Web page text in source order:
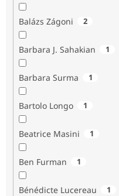
Balázs Zágoni 2
Barbara J. Sahakian 1
Barbara Surma 1
Bartolo Longo 1
Beatrice Masini 1
Ben Furman 1
Bénédicte Lucereau 1